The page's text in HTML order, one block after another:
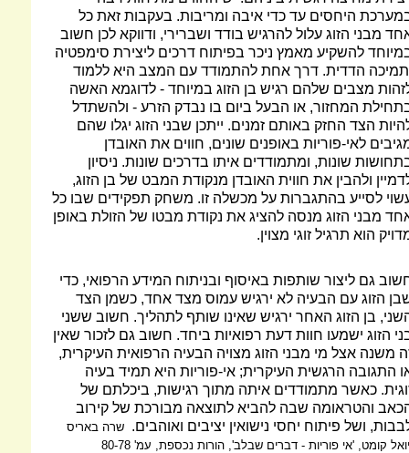
היחסים עד כדי איבה ומריבות. בעקבות זאת כל
מבני הזוג עלול להרגיש בודד ושברירי, ודווקא לכן חשוב
להשקיע מאמץ ניכר בפיתוח דרכים ליצירת סימפטיה
הדדית. דרך אחת להתמודד עם המצב היא ללמוד
מצבים שלהם רגיש בן הזוג במיוחד - לדוגמא האשה
המחזור, או הבעל ביום בו נבדק הזרע - ולהשתדל
הצד החזק באותם זמנים. ייתכן שבני הזוג יגלו שהם
לאי-פוריות באופנים שונים, חווים את האובדן
שונות, ומתמודדים איתו בדרכים שונות. ניסיון
ולהבין את חווית האובדן מנקודת המבט של בן הזוג,
לסייע בהתגברות על מכשלה זו. משחק תפקידים שבו כל
מבני הזוג מנסה להציג את נקודת מבטו של הזולת באופן
הוא תרגיל זוגי מצוין.
גם ליצור שותפות באיסוף ובניתוח המידע הרפואי, כדי
הזוג עם הבעיה לא ירגיש עמוס מצד אחד, כשמן הצד
בן הזוג האחר ירגיש שאינו שותף לתהליך. חשוב ששני
הזוג ישמעו חוות דעת רפואיות ביחד. חשוב גם לזכור שאין
משנה אצל מי מבני הזוג מצויה הבעיה הרפואית העיקרית,
התגובה הרגשית העיקרית; אי-פוריות היא תמיד בעיה
כאשר מתמודדים איתה מתוך רגישות, ביכלתם של
והטראומה שבה להביא לתוצאה מבורכת של קירוב
ושל פיתוח יחסי נישואין יציבים ואוהבים. שרה באריס
קומט, 'אי פוריות - דברים שבלב', הורות נכספת, עמ' 80-78